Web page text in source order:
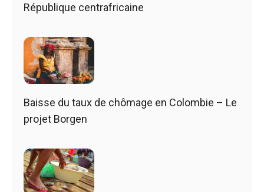
République centrafricaine
Baisse du taux de chômage en Colombie – Le
projet Borgen